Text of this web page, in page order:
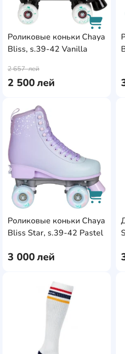
Роликовые коньки Chaya
Bliss, s.39-42 Vanilla
2 500лей
2 657лей
Роликовые коньки Chaya
Bliss Star, s.39-42 Pastel
3 000лей